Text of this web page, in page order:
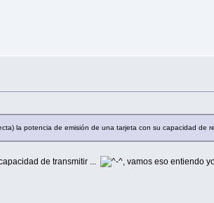
la potencia de emisión de una tarjeta con su capacidad de
de transmitir ... , vamos eso entiendo yo